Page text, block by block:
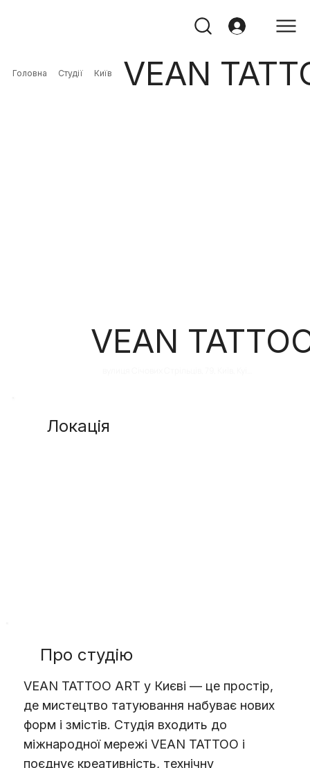
Головна Студії Київ VEAN
VEAN
Локація
Про студію
VEAN TATTOO ART у Києві — це простір,
де мистецтво татуювання набуває нових
форм і змістів. Студія входить до
міжнародної мережі VEAN TATTOO і
поєднує креативність, технічну